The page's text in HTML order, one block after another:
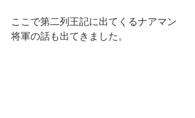
ここで第二列王記に出てくるナアマン
将軍の話も出てきました。